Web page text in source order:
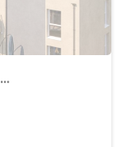
Achat Appartement proche centre ville